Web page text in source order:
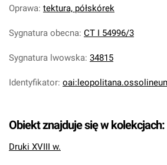
Oprawa: tektura, półskórek
Sygnatura obecna: CT I 54996/3
Sygnatura lwowska: 34815
Identyfikator:
Obiekt znajduje się w kolekcjach:
Druki XVIII w.